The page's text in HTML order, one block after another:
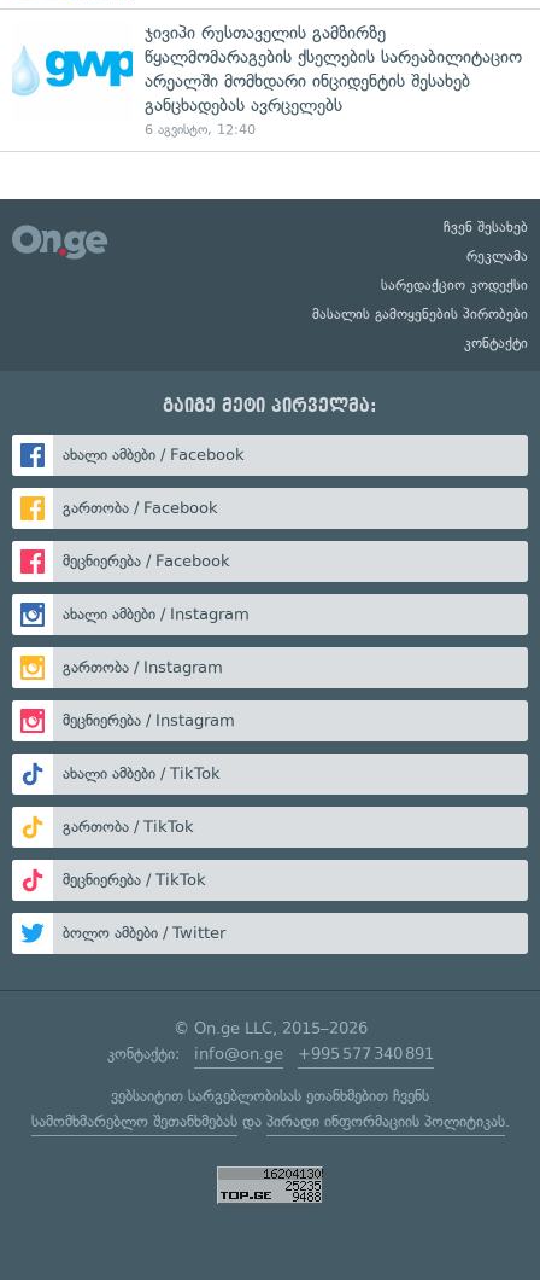
ჯივიპი რუსთაველის გამზირზე
წყალმომარაგების ქსელების სარეაბილიტაციო
არეალში მომხდარი ინციდენტის შესახებ
განცხადებას ავრცელებს
6 აგვისტო, 12:40
ჩვენ შესახებ
რეკლამა
სარედაქციო კოდექსი
მასალის გამოყენების პირობები
კონტაქტი
გაიგე მეტი პირველმა:
ახალი ამბები / Facebook
გართობა / Facebook
მეცნიერება / Facebook
ახალი ამბები / Instagram
გართობა / Instagram
მეცნიერება / Instagram
ახალი ამბები / TikTok
გართობა / TikTok
მეცნიერება / TikTok
ბოლო ამბები / Twitter
© On.ge LLC, 2015–2026
კონტაქტი: info@on.ge +995 577 340 891
ვებსაიტით სარგებლობისას ეთანხმებით ჩვენს
სამომხმარებლო შეთანხმებასდა პირადი ინფორმაციის პოლიტიკას.